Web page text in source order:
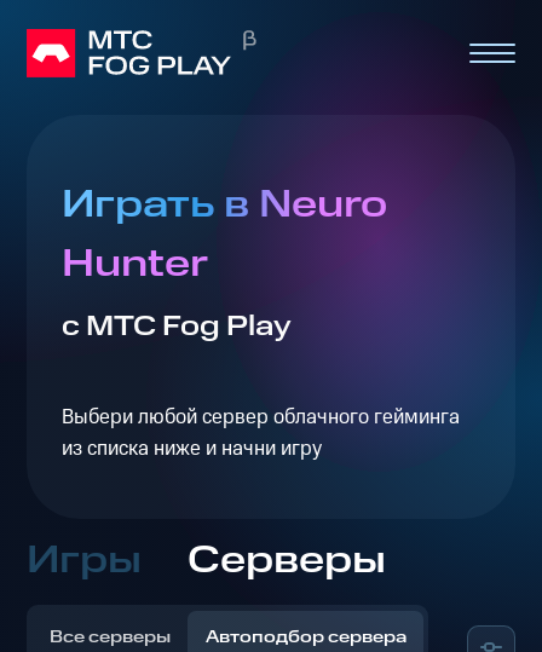
Играть в Neuro
Hunter
с МТС Fog Play
Выбери любой сервер облачного гейминга
из списка ниже и начни игру
Игры Серверы
Все серверы Автоподбор сервера